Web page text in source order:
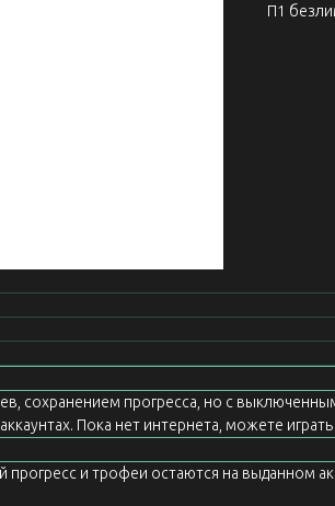
П1
сохранением прогресса, но с
Пока нет интернета, можете
прогресс и трофеи остаются на выданном